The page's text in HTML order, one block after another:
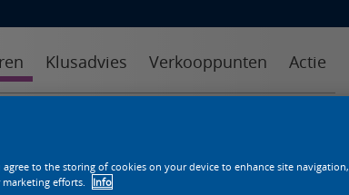
Klusadvies Verkooppunten Actie
agree to the storing of cookies on your device to enhance site navigation,
marketing efforts.
Info